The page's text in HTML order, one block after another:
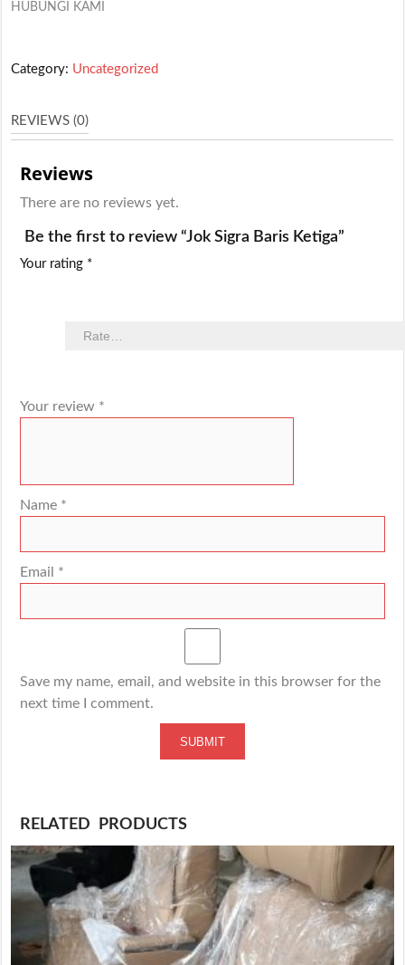
HUBUNGI KAMI
Category: Uncategorized
REVIEWS (0)
Reviews
There are no reviews yet.
Be the first to review “Jok Sigra Baris Ketiga”
Your rating *
Your review *
Name *
Email *
Save my name, email, and website in this browser for the
next time I comment.
RELATED PRODUCTS